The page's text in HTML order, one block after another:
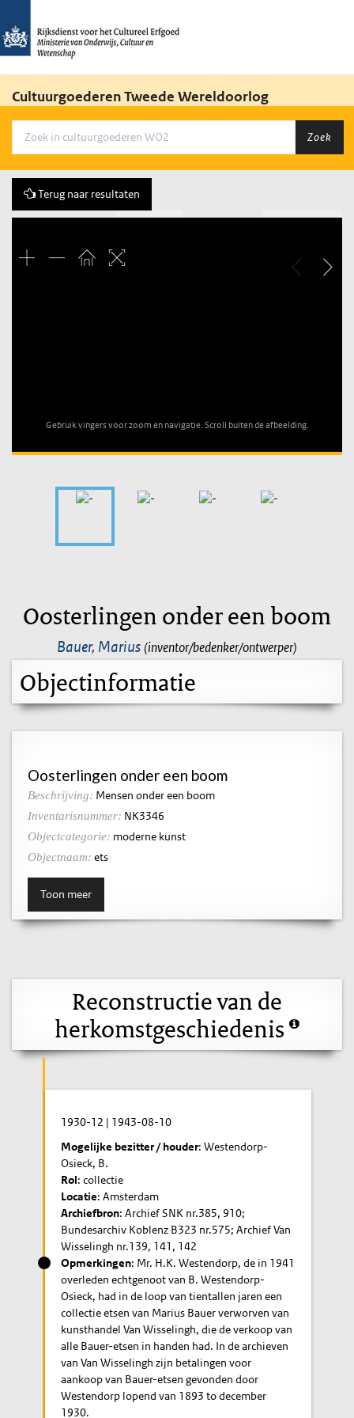
Cultuurgoederen Tweede Wereldoorlog
Zoek
Terug naar resultaten
Gebruik vingers voor zoom en navigatie. Scroll buiten de afbeelding.
Oosterlingen onder een boom
Bauer, Marius (inventor/bedenker/ontwerper)
Objectinformatie
Oosterlingen onder een boom
Beschrijving: Mensen onder een boom
Inventarisnummer: NK3346
Objectcategorie: moderne kunst
Objectnaam: ets
Toon meer
Reconstructie van de
herkomstgeschiedenis
1930-12 | 1943-08-10
Mogelijke bezitter / houder: Westendorp-
Osieck, B.
Rol: collectie
Locatie: Amsterdam
Archiefbron: Archief SNK nr.385, 910;
Bundesarchiv Koblenz B323 nr.575; Archief Van
Wisselingh nr.139, 141, 142
Opmerkingen: Mr. H.K. Westendorp, de in 1941
overleden echtgenoot van B. Westendorp-
Osieck, had in de loop van tientallen jaren een
collectie etsen van Marius Bauer verworven van
kunsthandel Van Wisselingh, die de verkoop van
alle Bauer-etsen in handen had. In de archieven
van Van Wisselingh zijn betalingen voor
aankoop van Bauer-etsen gevonden door
Westendorp lopend van 1893 to december
1930.